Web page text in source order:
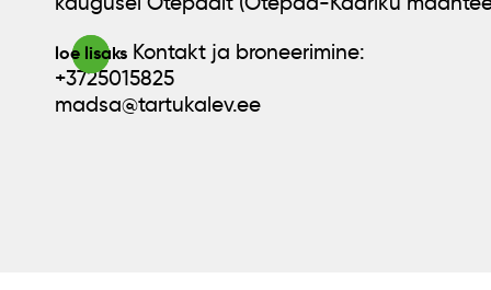
loe lisaks Kontakt ja broneerimine:
+3725015825
madsa@tartukalev.ee